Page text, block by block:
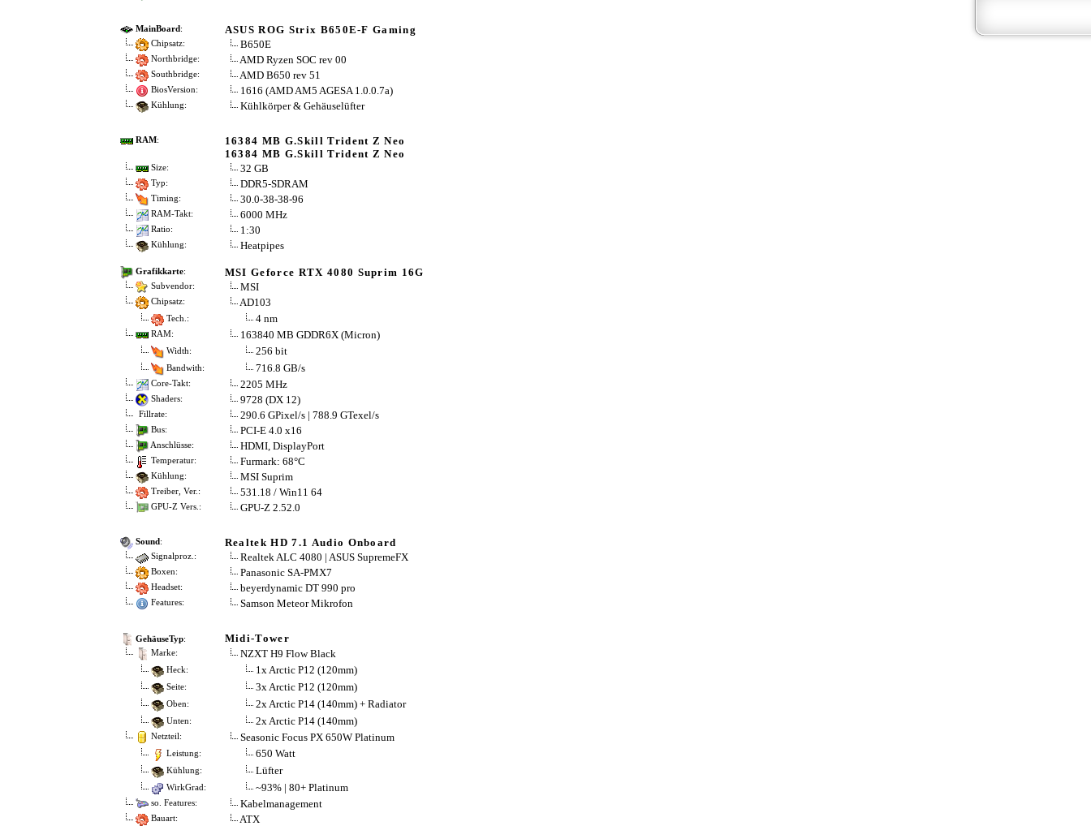
MainBoard: ASUS ROG Strix B650E-F Gaming
Chipsatz: B650E
Northbridge: AMD Ryzen SOC rev 00
Southbridge: AMD B650 rev 51
BiosVersion: 1616 (AMD AM5 AGESA 1.0.0.7a)
Kühlung: Kühlkörper & Gehäuselüfter
RAM:
16384 MB G.Skill Trident Z Neo
16384 MB G.Skill Trident Z Neo
Size: 32 GB
Typ: DDR5-SDRAM
Timing: 30.0-38-38-96
RAM-Takt: 6000 MHz
Ratio: 1:30
Kühlung: Heatpipes
Grafikkarte: MSI Geforce RTX 4080 Suprim 16G
Subvendor: MSI
Chipsatz: AD103
Tech.: 4 nm
RAM: 163840 MB GDDR6X (Micron)
Width: 256 bit
Bandwith: 716.8 GB/s
Core-Takt: 2205 MHz
Shaders: 9728 (DX 12)
Fillrate: 290.6 GPixel/s | 788.9 GTexel/s
Bus: PCI-E 4.0 x16
Anschlüsse: HDMI, DisplayPort
Temperatur: Furmark: 68°C
Kühlung: MSI Suprim
Treiber, Ver.: 531.18 / Win11 64
GPU-Z Vers.: GPU-Z 2.52.0
Sound: Realtek HD 7.1 Audio Onboard
Signalproz.: Realtek ALC 4080 | ASUS SupremeFX
Boxen: Panasonic SA-PMX7
Headset: beyerdynamic DT 990 pro
Features: Samson Meteor Mikrofon
GehäuseTyp: Midi-Tower
Marke: NZXT H9 Flow Black
Heck: 1x Arctic P12 (120mm)
Seite: 3x Arctic P12 (120mm)
Oben: 2x Arctic P14 (140mm) + Radiator
Unten: 2x Arctic P14 (140mm)
Netzteil: Seasonic Focus PX 650W Platinum
Leistung: 650 Watt
Kühlung: Lüfter
WirkGrad: ~93% | 80+ Platinum
so. Features: Kabelmanagement
Bauart: ATX